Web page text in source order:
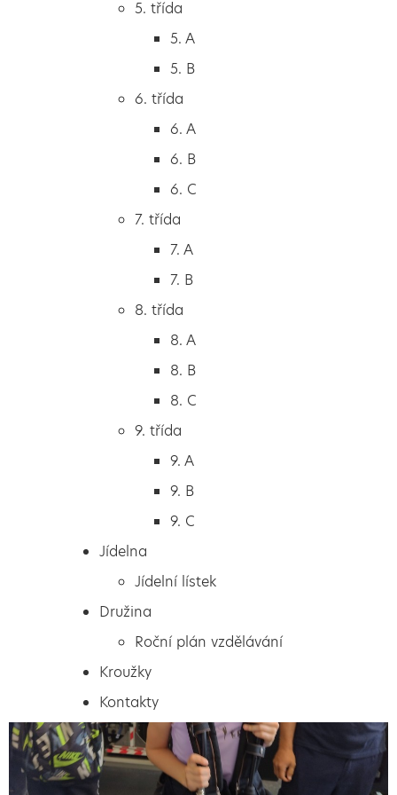
5. B
6. C
7. B
8. C
9. C
Jídelní lístek
Roční plán vzdělávání
Kontakty
5. třída
5. A
5. B
6. třída
6. A
6. B
6. C
7. třída
7. A
7. B
8. třída
8. A
8. B
8. C
9. třída
9. A
9. B
9. C
Jídelna
Jídelní lístek
Družina
Roční plán vzdělávání
Kroužky
Kontakty